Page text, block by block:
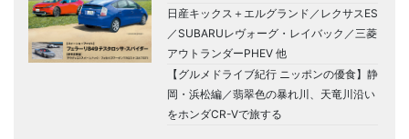
日産キックス＋エルグランド／レクサスES
／SUBARUレヴォーグ・レイバック／三菱
アウトランダーPHEV 他
【グルメドライブ紀行 ニッポンの優食】静
岡・浜松編／翡翠色の暴れ川、天竜川沿い
をホンダCR-Vで旅する